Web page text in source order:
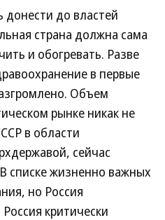
донести до властей
страна должна сама
и обогревать. Разве
в первые
Объем
рынке никак не
в области
сейчас
списке жизненно важных
но Россия
критически